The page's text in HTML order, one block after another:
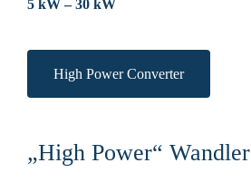
5 kW – 30 kW
High Power Converter
„High Power“ Wandler